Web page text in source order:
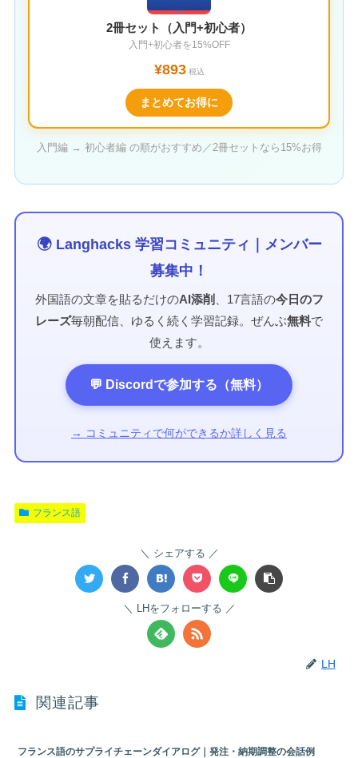
2冊セット（入門+初心者）
入門+初心者を15%OFF
¥893税込
まとめてお得に
入門編 → 初心者編 の順がおすすめ／2冊セットなら15%お得
🌍 Langhacks 学習コミュニティ｜メンバー
募集中！
外国語の文章を貼るだけのAI添削 、17言語の今日のフ
レーズ毎朝配信、ゆるく続く学習記録。ぜんぶ無料で
使えます。
💬 Discordで参加する（無料）
→ コミュニティで何ができるか詳しく見る
フランス語
シェアする
LHをフォローする
LH
関連記事
フランス語のサプライチェーンダイアログ｜発注・納期調整の会話例